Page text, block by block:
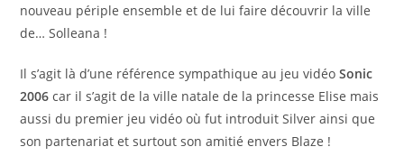
nouveau périple ensemble et de lui faire découvrir la ville
de… Solleana !
Il s’agit là d’une référence sympathique au jeu vidéoSonic
2006 car il s’agit de la ville natale de la princesse Elise mais
aussi du premier jeu vidéo où fut introduit Silver ainsi que
son partenariat et surtout son amitié envers Blaze !